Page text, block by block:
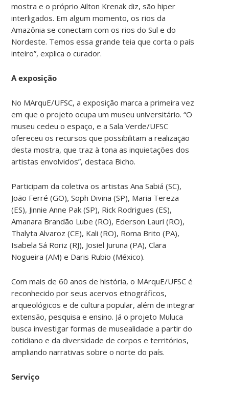
mostra e o próprio Ailton Krenak diz, são hiper
interligados. Em algum momento, os rios da
Amazônia se conectam com os rios do Sul e do
Nordeste. Temos essa grande teia que corta o país
inteiro”, explica o curador.
A exposição
No MArquE/UFSC, a exposição marca a primeira vez
em que o projeto ocupa um museu universitário. “O
museu cedeu o espaço, e a Sala Verde/UFSC
ofereceu os recursos que possibilitam a realização
desta mostra, que traz à tona as inquietações dos
artistas envolvidos”, destaca Bicho.
Participam da coletiva os artistas Ana Sabiá (SC),
João Ferré (GO), Soph Divina (SP), Maria Tereza
(ES), Jinnie Anne Pak (SP), Rick Rodrigues (ES),
Amanara Brandão Lube (RO), Ederson Lauri (RO),
Thalyta Alvaroz (CE), Kali (RO), Roma Brito (PA),
Isabela Sá Roriz (RJ), Josiel Juruna (PA), Clara
Nogueira (AM) e Daris Rubio (México).
Com mais de 60 anos de história, o MArquE/UFSC é
reconhecido por seus acervos etnográficos,
arqueológicos e de cultura popular, além de integrar
extensão, pesquisa e ensino. Já o projeto Muluca
busca investigar formas de musealidade a partir do
cotidiano e da diversidade de corpos e territórios,
ampliando narrativas sobre o norte do país.
Serviço